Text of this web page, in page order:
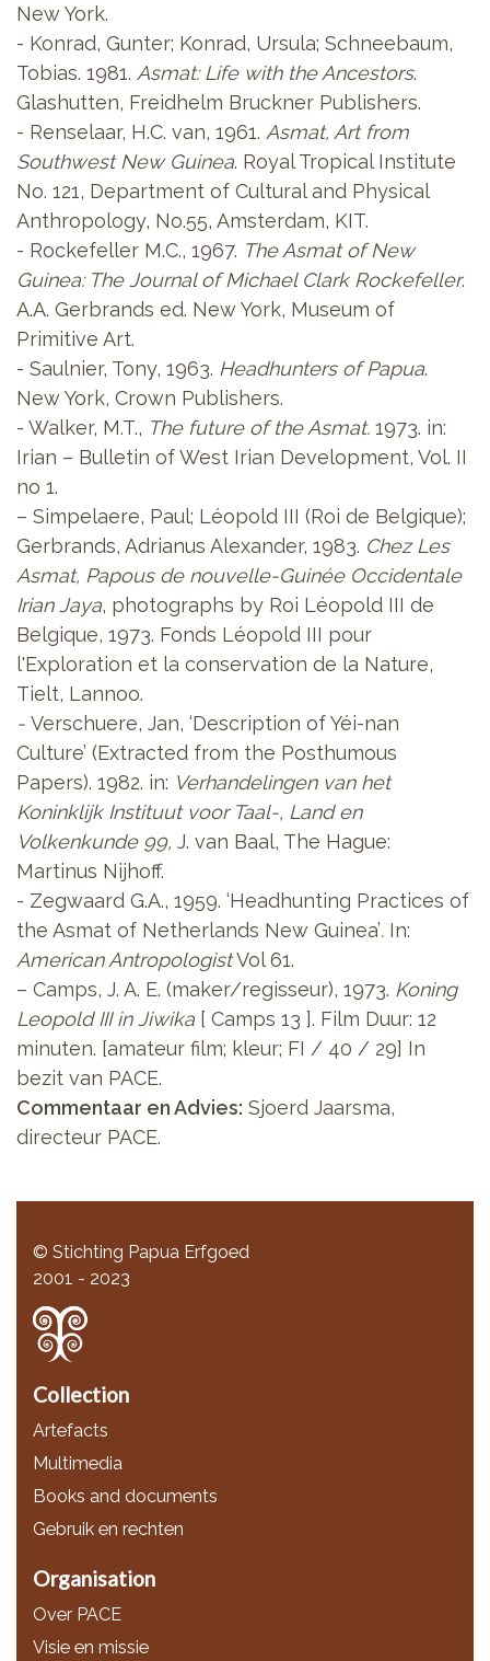
New York.
- Konrad, Gunter; Konrad, Ursula; Schneebaum,
Tobias. 1981. Asmat: Life with the Ancestors.
Glashutten, Freidhelm Bruckner Publishers.
- Renselaar, H.C. van, 1961. Asmat, Art from
Southwest New Guinea. Royal Tropical Institute
No. 121, Department of Cultural and Physical
Anthropology, No.55, Amsterdam, KIT.
- Rockefeller M.C., 1967. The Asmat of New
Guinea: The Journal of Michael Clark Rockefeller.
A.A. Gerbrands ed. New York, Museum of
Primitive Art.
- Saulnier, Tony, 1963. Headhunters of Papua.
New York, Crown Publishers.
- Walker, M.T., The future of the Asmat. 1973. in:
Irian – Bulletin of West Irian Development, Vol. II
no 1.
– Simpelaere, Paul; Léopold III (Roi de Belgique);
Gerbrands, Adrianus Alexander, 1983. Chez Les
Asmat, Papous de nouvelle-Guinée Occidentale
Irian Jaya, photographs by Roi Léopold III de
Belgique, 1973. Fonds Léopold III pour
l'Exploration et la conservation de la Nature,
Tielt, Lannoo.
- Verschuere, Jan, ‘Description of Yéi-nan
Culture’ (Extracted from the Posthumous
Papers). 1982. in: Verhandelingen van het
Koninklijk Instituut voor Taal-, Land en
Volkenkunde 99, J. van Baal, The Hague:
Martinus Nijhoff.
- Zegwaard G.A., 1959. ‘Headhunting Practices of
the Asmat of Netherlands New Guinea’. In:
American AntropologistVol 61.
– Camps, J. A. E. (maker/regisseur), 1973. Koning
Leopold III in Jiwika [ Camps 13 ]. Film Duur: 12
minuten. [amateur film; kleur; FI / 40 / 29] In
bezit van PACE.
Commentaar en Advies: Sjoerd Jaarsma,
directeur PACE.
© Stichting Papua Erfgoed
2001 - 2023
Collection
Artefacts
Multimedia
Books and documents
Gebruik en rechten
Organisation
Over PACE
Visie en missie